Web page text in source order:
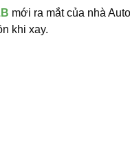
mới ra mắt của nhà
khi xay.